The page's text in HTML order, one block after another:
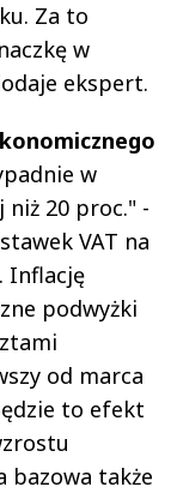
Za to
w
ekspert.
w
20 proc." -
VAT na
Inflację
podwyżki
od marca
to efekt
bazowa także